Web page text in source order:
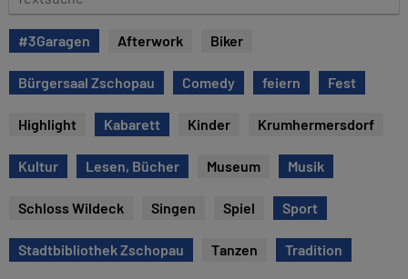
e
x
t
s
u
e
#3Garagen Afterwork Biker
Bürgersaal Zschopau Comedy feiern Fest
Highlight Kabarett Kinder Krumhermersdorf
Kultur Lesen, Bücher Museum Musik
Schloss Wildeck Singen Spiel Sport
Stadtbibliothek Zschopau Tanzen Tradition